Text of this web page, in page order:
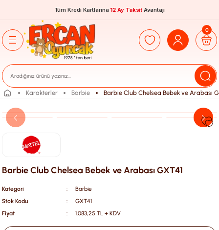
Tüm Kredi Kartlarına 12 Ay Taksit Avantajı
0
Karakterler Barbie Barbie Club Chelsea Bebek ve Arabası
Barbie Club Chelsea Bebek ve Arabası GXT41
Kategori
Barbie
Stok Kodu
GXT41
Fiyat
1.083,25 TL + KDV